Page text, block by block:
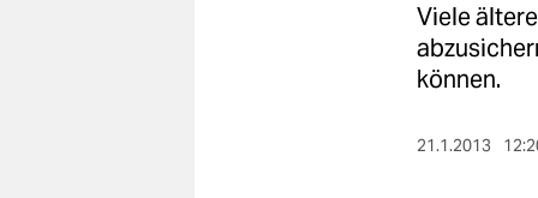
Viele
können.
21.1.2013